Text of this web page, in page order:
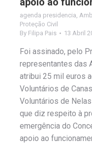
agenda presidencia
Proteção Civil
By Filipa Pais 13 Abril
Foi assinado, pelo
representantes das
atribui 25 mil euros
Voluntários de
Voluntários de
que diz respeito à
emergência do
apoio ao